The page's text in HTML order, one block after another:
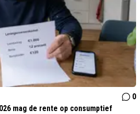
0
mag de rente op consumptief